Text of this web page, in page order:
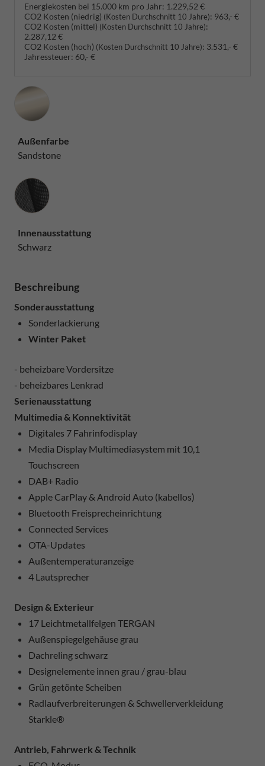
Energiekosten bei 15.000 km pro Jahr: 1.229,52 €
CO2 Kosten (niedrig) (Kosten Durchschnitt 10 Jahre): 963,- €
CO2 Kosten (mittel) (Kosten Durchschnitt 10 Jahre):
2.287,12 €
CO2 Kosten (hoch) (Kosten Durchschnitt 10 Jahre): 3.531,- €
Jahressteuer: 60,- €
Außenfarbe
Sandstone
Innenausstattung
Innenausstattung
Schwarz
Beschreibung
Sonderausstattung
Sonderlackierung
Winter Paket
- beheizbare Vordersitze
- beheizbares Lenkrad
Serienausstattung
Multimedia & Konnektivität
Digitales 7 Fahrinfodisplay
Media Display Multimediasystem mit 10,1
Touchscreen
DAB+ Radio
Apple CarPlay & Android Auto (kabellos)
Bluetooth Freisprecheinrichtung
Connected Services
OTA-Updates
Außentemperaturanzeige
4 Lautsprecher
Design & Exterieur
17 Leichtmetallfelgen TERGAN
Außenspiegelgehäuse grau
Dachreling schwarz
Designelemente innen grau / grau-blau
Grün getönte Scheiben
Radlaufverbreiterungen & Schwellerverkleidung
Starkle®
Antrieb, Fahrwerk & Technik